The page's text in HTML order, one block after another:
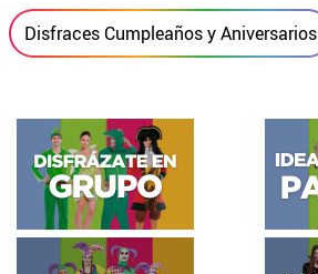
Disfraces Cumpleaños y Aniversarios